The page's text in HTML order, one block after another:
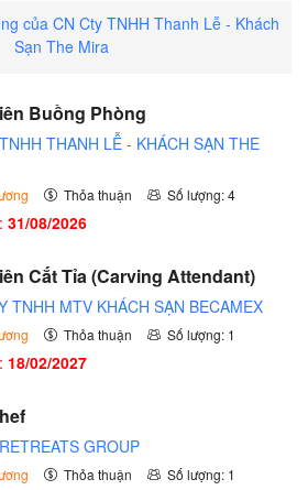
của CN Cty TNHH Thanh Lễ - Khách
Sạn The Mira
Buồng Phòng
THANH LỄ - KHÁCH SẠN THE
Thỏa thuận Số lượng: 4
31/08/2026
Cắt Tỉa (Carving Attendant)
TNHH MTV KHÁCH SẠN BECAMEX
Thỏa thuận Số lượng: 1
18/02/2027
GROUP
Thỏa thuận Số lượng: 1